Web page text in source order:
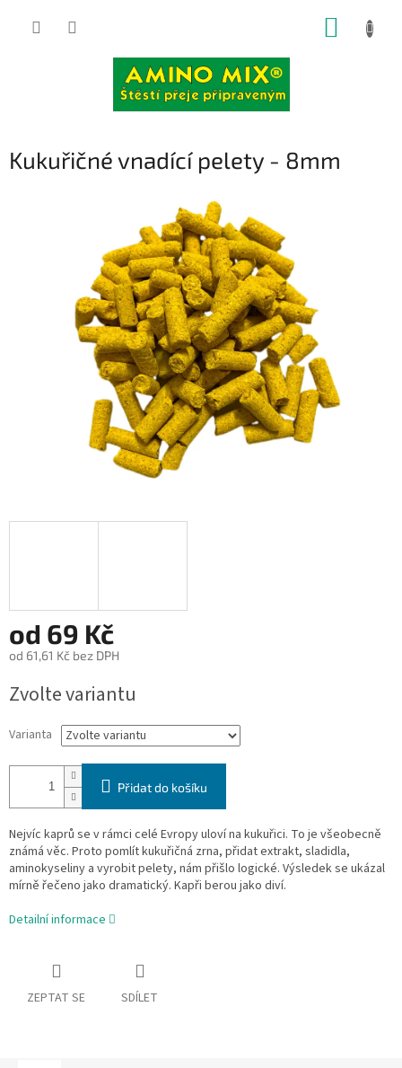
Kukuřičné vnadící pelety - 8mm
od 69 Kč
od 61,61 Kč bez DPH
cena:
Zvolte variantu
Varianta
Přidat do košíku
Nejvíc kaprů se v rámci celé Evropy uloví na kukuřici. To je všeobecně
známá věc. Proto pomlít kukuřičná zrna, přidat extrakt, sladidla,
aminokyseliny a vyrobit pelety, nám přišlo logické. Výsledek se ukázal
mírně řečeno jako dramatický. Kapři berou jako diví.
Detailní informace
ZEPTAT SE SDÍLET